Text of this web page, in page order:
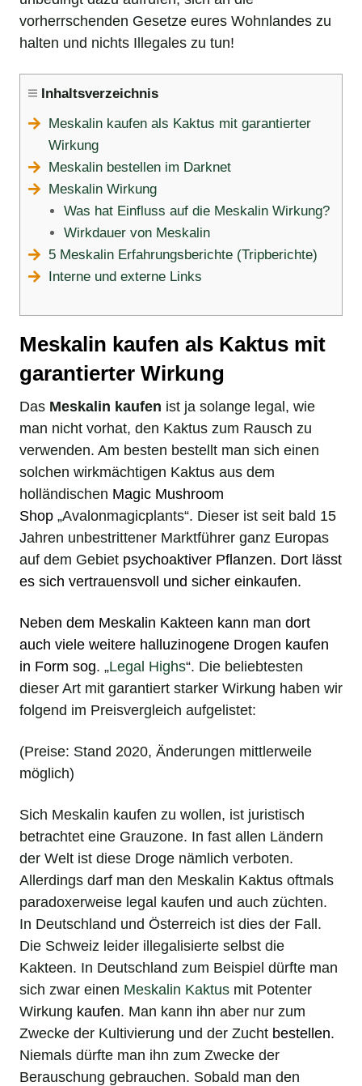
vorherrschenden Gesetze eures Wohnlandes zu
halten und nichts Illegales zu tun!
Inhaltsverzeichnis
Meskalin kaufen als Kaktus mit garantierter
Wirkung
Meskalin bestellen im Darknet
Meskalin Wirkung
Was hat Einfluss auf die Meskalin Wirkung?
Wirkdauer von Meskalin
5 Meskalin Erfahrungsberichte (Tripberichte)
Interne und externe Links
Meskalin kaufen als Kaktus mit
garantierter Wirkung
Das Meskalin kaufen ist ja solange legal, wie
man nicht vorhat, den Kaktus zum Rausch zu
verwenden. Am besten bestellt man sich einen
solchen wirkmächtigen Kaktus aus dem
holländischen Magic Mushroom
Shop „Avalonmagicplants“. Dieser ist seit bald 15
Jahren unbestrittener Marktführer ganz Europas
auf dem Gebiet psychoaktiver Pflanzen. Dort lässt
es sich vertrauensvoll und sicher einkaufen.
Neben dem Meskalin Kakteen kann man dort
auch viele weitere halluzinogene Drogen kaufen
in Form sog. „Legal Highs“. Die beliebtesten
dieser Art mit garantiert starker Wirkung haben wir
folgend im Preisvergleich aufgelistet:
(Preise: Stand 2020, Änderungen mittlerweile
möglich)
Sich Meskalin kaufen zu wollen, ist juristisch
betrachtet eine Grauzone. In fast allen Ländern
der Welt ist diese Droge nämlich verboten.
Allerdings darf man den Meskalin Kaktus oftmals
paradoxerweise legal kaufen und auch züchten.
In Deutschland und Österreich ist dies der Fall.
Die Schweiz leider illegalisierte selbst die
Kakteen. In Deutschland zum Beispiel dürfte man
sich zwar einen Meskalin Kaktus mit Potenter
Wirkung kaufen. Man kann ihn aber nur zum
Zwecke der Kultivierung und der Zucht bestellen.
Niemals dürfte man ihn zum Zwecke der
Berauschung gebrauchen. Sobald man den